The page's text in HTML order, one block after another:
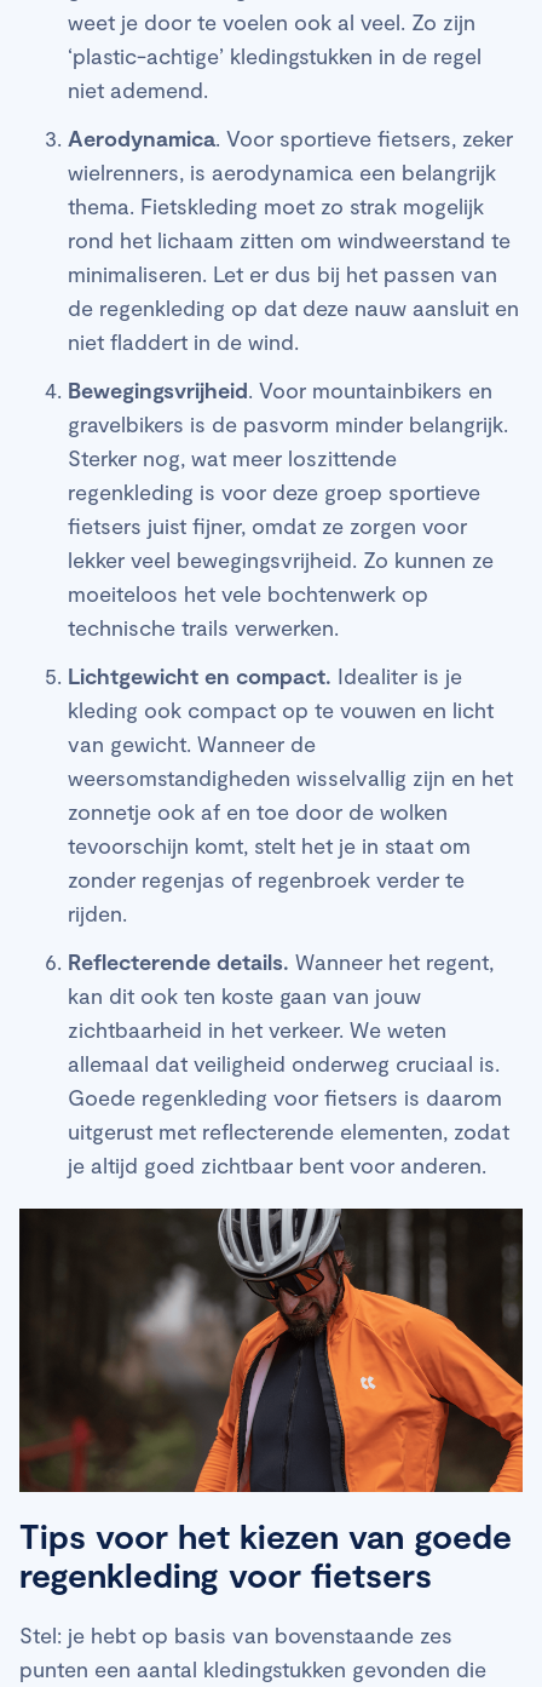
weet je door te voelen ook al veel. Zo zijn
‘plastic-achtige’ kledingstukken in de regel
niet ademend.
Aerodynamica. Voor sportieve fietsers, zeker
wielrenners, is aerodynamica een belangrijk
thema. Fietskleding moet zo strak mogelijk
rond het lichaam zitten om windweerstand te
minimaliseren. Let er dus bij het passen van
de regenkleding op dat deze nauw aansluit en
niet fladdert in de wind.
Bewegingsvrijheid. Voor mountainbikers en
gravelbikers is de pasvorm minder belangrijk.
Sterker nog, wat meer loszittende
regenkleding is voor deze groep sportieve
fietsers juist fijner, omdat ze zorgen voor
lekker veel bewegingsvrijheid. Zo kunnen ze
moeiteloos het vele bochtenwerk op
technische trails verwerken.
Lichtgewicht en compact. Idealiter is je
kleding ook compact op te vouwen en licht
van gewicht. Wanneer de
weersomstandigheden wisselvallig zijn en het
zonnetje ook af en toe door de wolken
tevoorschijn komt, stelt het je in staat om
zonder regenjas of regenbroek verder te
rijden.
Reflecterende details. Wanneer het regent,
kan dit ook ten koste gaan van jouw
zichtbaarheid in het verkeer. We weten
allemaal dat veiligheid onderweg cruciaal is.
Goede regenkleding voor fietsers is daarom
uitgerust met reflecterende elementen, zodat
je altijd goed zichtbaar bent voor anderen.
Tips voor het kiezen van goede
regenkleding voor fietsers
Stel: je hebt op basis van bovenstaande zes
punten een aantal kledingstukken gevonden die